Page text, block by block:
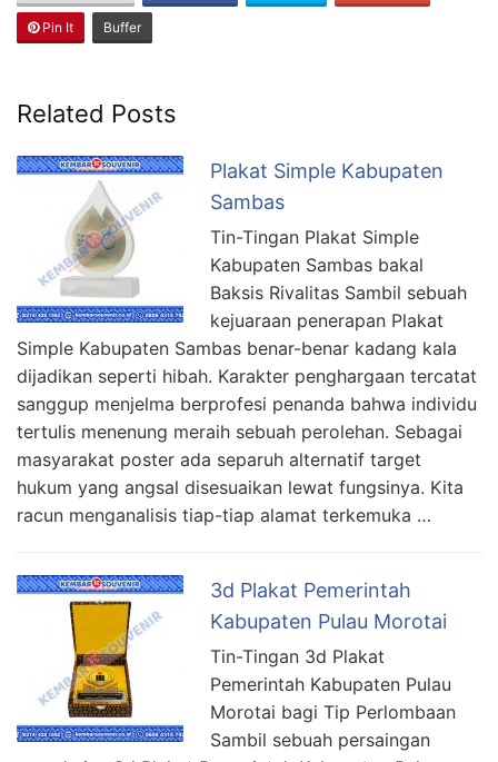
Pin It Buffer
Related Posts
Plakat Simple Kabupaten
Sambas
Tin-Tingan Plakat Simple
Kabupaten Sambas bakal
Baksis Rivalitas Sambil sebuah
kejuaraan penerapan Plakat
Simple Kabupaten Sambas benar-benar kadang kala
dijadikan seperti hibah. Karakter penghargaan tercatat
sanggup menjelma berprofesi penanda bahwa individu
tertulis menenung meraih sebuah perolehan. Sebagai
masyarakat poster ada separuh alternatif target
hukum yang angsal disesuaikan lewat fungsinya. Kita
racun menganalisis tiap-tiap alamat terkemuka …
3d Plakat Pemerintah
Kabupaten Pulau Morotai
Tin-Tingan 3d Plakat
Pemerintah Kabupaten Pulau
Morotai bagi Tip Perlombaan
Sambil sebuah persaingan